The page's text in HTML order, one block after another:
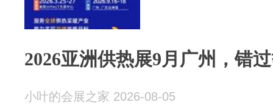
2026亚洲供热展9月广州，错
小叶的会展之家 2026-08-05